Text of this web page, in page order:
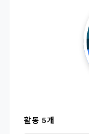
활동 5개